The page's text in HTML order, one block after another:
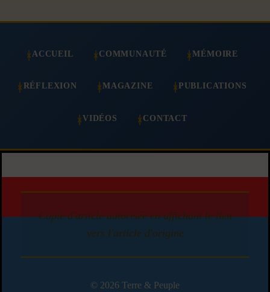
ACCUEIL COMMUNAUTÉ MÉMOIRE
RÉFLEXION MAGAZINE PUBLICATIONS
VIDÉOS CONTACT
Copie d'article autorisée en affichant le lien
vers l'article d'origine
© 2026 Terre & Peuple